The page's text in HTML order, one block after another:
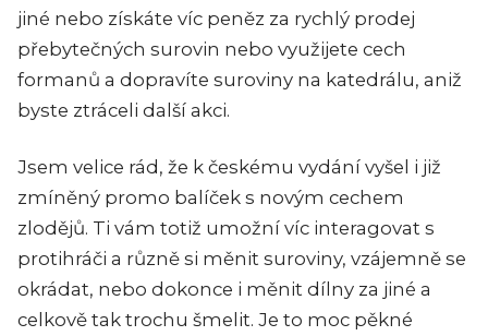
jiné nebo získáte víc peněz za rychlý prodej
přebytečných surovin nebo využijete cech
formanů a dopravíte suroviny na katedrálu, aniž
byste ztráceli další akci.
Jsem velice rád, že k českému vydání vyšel i již
zmíněný promo balíček s novým cechem
zlodějů. Ti vám totiž umožní víc interagovat s
protihráči a různě si měnit suroviny, vzájemně se
okrádat, nebo dokonce i měnit dílny za jiné a
celkově tak trochu šmelit. Je to moc pěkné